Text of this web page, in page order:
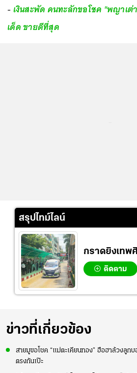
- เงินสะพัด คนทะลักขอโชค "พญาเต่
เด็ด ขายดีที่สุด
สรุปไทม์ไลน์
กราดยิงเทพ
ติดตาม
ข่าวที่เกี่ยวข้อง
สายมูขอโชค “แม่ตะเคียนทอง” ฮือฮาล้วงลูก
ตรงกันเป๊ะ